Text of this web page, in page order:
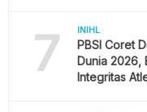
7 INIHL
PBSI Coret
Dunia 2026,
Integritas